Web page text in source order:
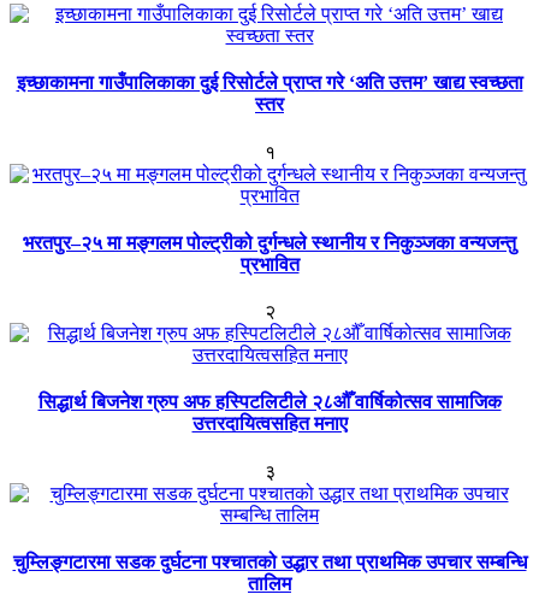
इच्छाकामना गाउँपालिकाका दुई रिसोर्टले प्राप्त गरे ‘अति उत्तम’ खाद्य स्वच्छता
स्तर
१
भरतपुर–२५ मा मङ्गलम पोल्ट्रीको दुर्गन्धले स्थानीय र निकुञ्जका वन्यजन्तु
प्रभावित
२
सिद्धार्थ बिजनेश ग्रुप अफ हस्पिटलिटीले २८औँ वार्षिकोत्सव सामाजिक
उत्तरदायित्वसहित मनाए
३
चुम्लिङ्गटारमा सडक दुर्घटना पश्चातको उद्धार तथा प्राथमिक उपचार सम्बन्धि
तालिम